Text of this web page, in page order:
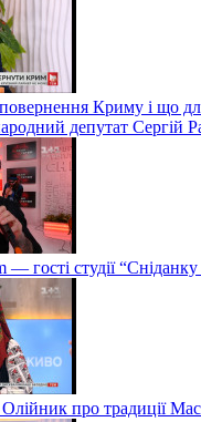
повернення Криму і що
депутат Сергій
— гості студії
про традиції